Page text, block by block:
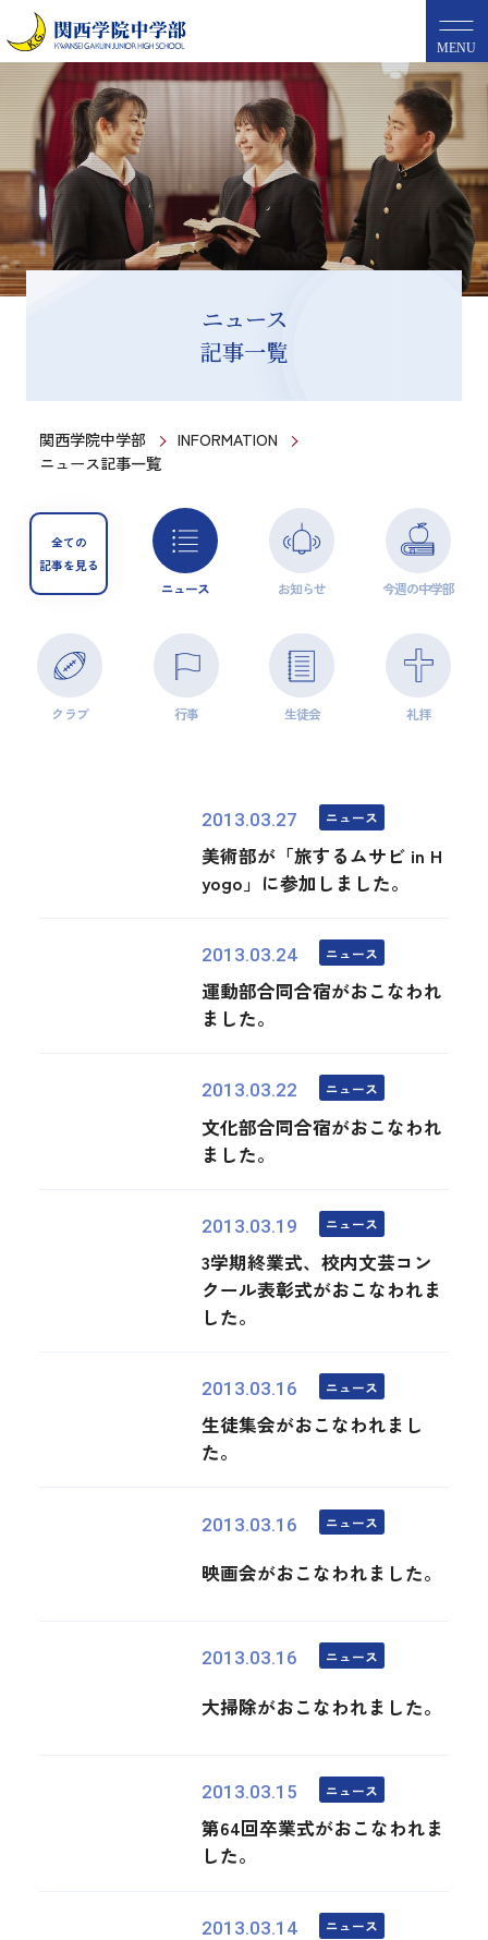
MENU
ニュース
記事一覧
関西学院中学部
INFORMATION
ニュース記事一覧
全ての
記事を見る
ニュース お知らせ 今週の中学部
クラブ 行事 生徒会 礼拝
2013.03.27 ニュース
美術部が「旅するムサビ in H
yogo」に参加しました。
2013.03.24 ニュース
運動部合同合宿がおこなわれ
ました。
2013.03.22 ニュース
文化部合同合宿がおこなわれ
ました。
2013.03.19 ニュース
3学期終業式、校内文芸コン
クール表彰式がおこなわれま
した。
2013.03.16 ニュース
生徒集会がおこなわれまし
た。
2013.03.16 ニュース
映画会がおこなわれました。
2013.03.16 ニュース
大掃除がおこなわれました。
2013.03.15 ニュース
第64回卒業式がおこなわれま
した。
2013.03.14 ニュース